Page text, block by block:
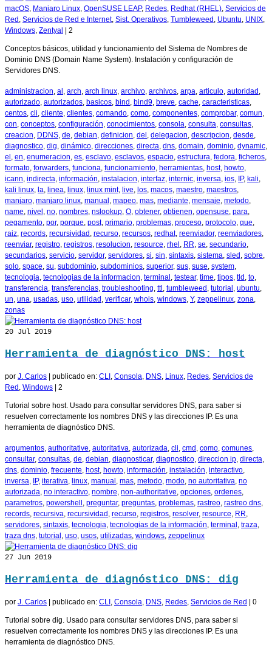
macOS, Manjaro Linux, OpenSUSE LEAP, Redes, Redhat (RHEL), Servicios de
Red , Servicios de Red e Internet, Sist. Operativos, Tumbleweed , Ubuntu, UNIX,
Windows, Zentyal 2
Conceptos básicos, utilidad y funcionamiento del Sistema de Nombres de
Dominio DNS (Domain Name System). Instalación y configuración de
Servidores DNS.
administracion, al , arch, arch linux, archivo, archivos, arpa, articulo, autoridad ,
autorizado, autorizados, basicos, bind , bind9, breve, cache, caracteristicas,
centos, cli, cliente, clientes, comando, como, componentes, comprobar, comun,
con, conceptos, configuración, conocimientos, consola, consulta, consultas,
creacion, DDNS, de, debian, definicion, del , delegacion, descripcion, desde,
diagnostico, dig, dinámico, direcciones, directa, dns, domain, dominio, dynamic,
el , en, enumeracion, es, esclavo, esclavos, espacio, estructura, fedora, ficheros,
formato, forwarders, funciona, funcionamiento, herramientas, host, howto,
icann, indirecta, información, instalacion, interfaz, internic, inversa, ios, IP, kali,
kali linux, la, linea, linux, linux mint, live, los, macos, maestro, maestros,
manjaro, manjaro linux, manual , mapeo, mas, mediante, mensaje, metodo,
name, nivel , no, nombres, nslookup, O, obtener, obtienen, opensuse, para,
pegamento, por, porque, post, primario, problemas, proceso, protocolo, que,
raiz, records, recursividad , recurso, recursos, redhat, reenviador, reenviadores,
reenviar, registro, registros, resolucion, resource, rhel , RR, se, secundario,
secundarios, servicio, servidor, servidores, si, sin, sintaxis, sistema, sled , sobre,
solo, space, su, subdominio, subdominios, superior, sus, suse, system,
tecnologia, tecnologias de la informacion, terminal , testear, time, tipos, tld , to,
transferencia, transferencias, troubleshooting, ttl , tumbleweed , tutorial , ubuntu,
un, una, usadas, uso, utilidad , verificar, whois, windows, Y, zeppelinux, zona,
zonas
20 Jul 2019
Herramienta de diagnóstico DNS: host
por J. Carlos | publicado en: CLI Consola DNS Linux Redes Servicios de
Red Windows | 2
Tutorial sobre host. Usado para consultar servidores DNS, para saber si
resuelven correctamente los nombres DNS y las direcciones IP. Es una
herramienta de diagnóstico DNS.
argumentos authoritative autoritativa autorizada cli cmd como comunes
consultar, consultas de debian diagnosticar, diagnostico direccion ip directa
dns dominio frecuente host, howto información instalación interactivo
inversa IP, iterativa linux manual mas metodo modo no autoritativa no
autorizada no interactivo nombre non-authoritative opciones ordenes
parametros powershell preguntar, preguntas problemas rastreo rastreo dns
records recursiva recursividad recurso registros resolver, resource RR
servidores sintaxis tecnologia tecnologias de la información terminal traza
traza dns tutorial uso usos utilizadas windows zeppelinux
27 Jun 2019
Herramienta de diagnóstico DNS: dig
por J. Carlos | publicado en: CLI Consola DNS Redes Servicios de Red | 0
Tutorial sobre dig. Usado para consultar servidores DNS, para saber si
resuelven correctamente los nombres DNS y las direcciones IP. Es una
herramienta de diagnóstico DNS.